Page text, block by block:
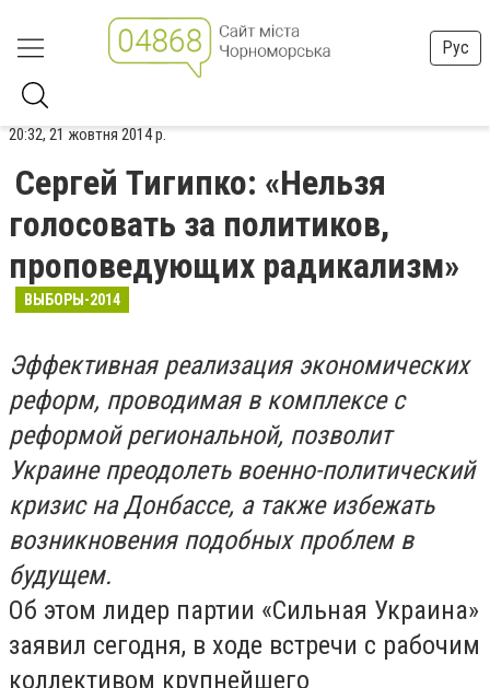
Рус
20:32, 21 жовтня 2014 р.
Сергей Тигипко: «Нельзя
голосовать за политиков,
проповедующих радикализм»
ВЫБОРЫ-2014
Эффективная реализация экономических
реформ, проводимая в комплексе с
реформой региональной, позволит
Украине преодолеть военно-политический
кризис на Донбассе, а также избежать
возникновения подобных проблем в
будущем.
Об этом лидер партии «Сильная Украина»
заявил сегодня, в ходе встречи с рабочим
коллективом крупнейшего